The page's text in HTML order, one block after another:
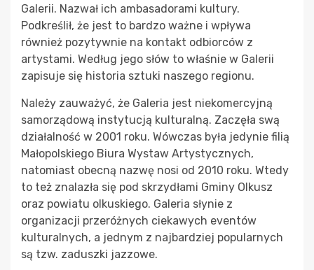
Galerii. Nazwał ich ambasadorami kultury.
Podkreślił, że jest to bardzo ważne i wpływa
również pozytywnie na kontakt odbiorców z
artystami. Według jego słów to właśnie w Galerii
zapisuje się historia sztuki naszego regionu.
Należy zauważyć, że Galeria jest niekomercyjną
samorządową instytucją kulturalną. Zaczęła swą
działalność w 2001 roku. Wówczas była jedynie filią
Małopolskiego Biura Wystaw Artystycznych,
natomiast obecną nazwę nosi od 2010 roku. Wtedy
to też znalazła się pod skrzydłami Gminy Olkusz
oraz powiatu olkuskiego. Galeria słynie z
organizacji przeróżnych ciekawych eventów
kulturalnych, a jednym z najbardziej popularnych
są tzw. zaduszki jazzowe.